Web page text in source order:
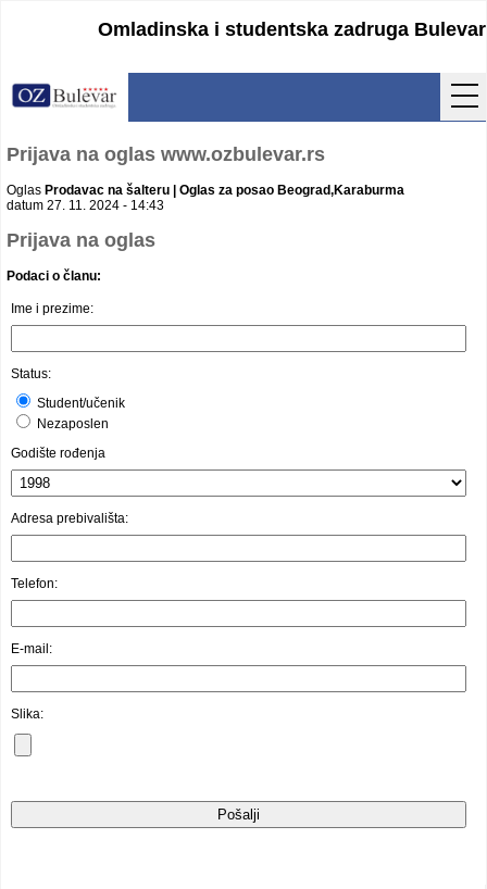
Omladinska i studentska zadruga Bulevar
Usluge
Kontakt
Prijava na oglas www.ozbulevar.rs
Oglas Prodavac na šalteru | Oglas za posao Beograd,Karaburma
datum 27. 11. 2024 - 14:43
Prijava na oglas
Podaci o članu:
Ime i prezime:
Status:
Student/učenik
Nezaposlen
Godište rođenja
Adresa prebivališta:
Telefon:
E-mail:
Slika: